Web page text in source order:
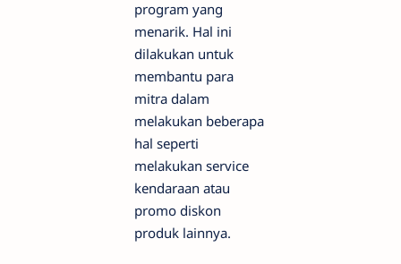
program yang
menarik. Hal ini
dilakukan untuk
membantu para
mitra dalam
melakukan beberapa
hal seperti
melakukan service
kendaraan atau
promo diskon
produk lainnya.